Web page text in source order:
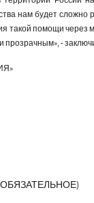
нам будет сложно
такой помощи
прозрачным», -